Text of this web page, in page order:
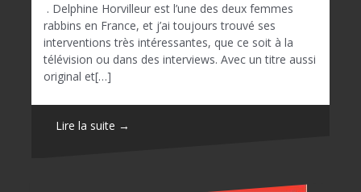
. Delphine Horvilleur est l’une des deux femmes
rabbins en France, et j’ai toujours trouvé ses
interventions très intéressantes, que ce soit à la
télévision ou dans des interviews. Avec un titre aussi
original et[…]
Lire la suite →